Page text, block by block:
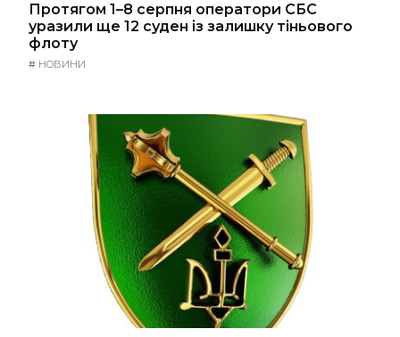
Протягом 1–8 серпня оператори СБС
уразили ще 12 суден із залишку тіньового
флоту
# НОВИНИ